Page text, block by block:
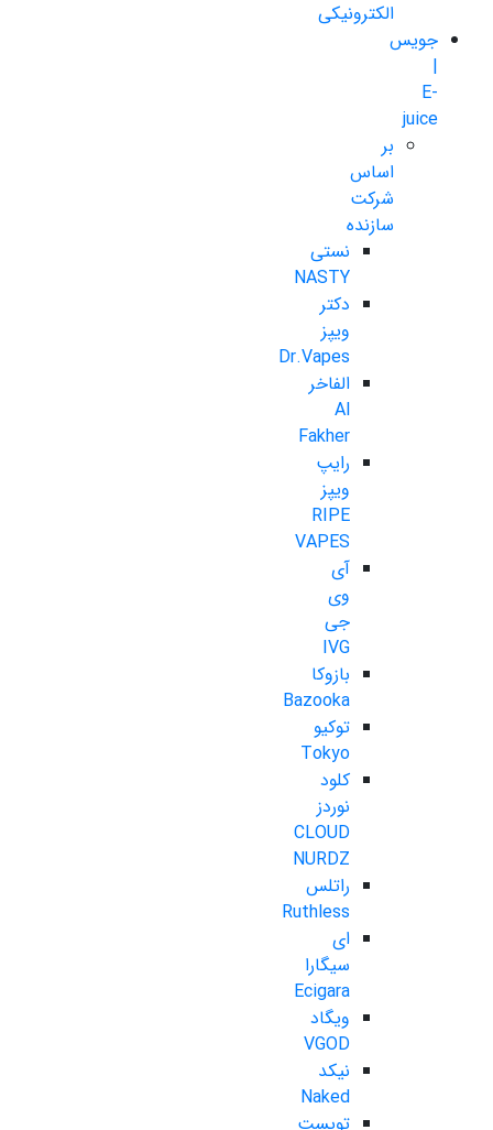
الکترونیکی
جویس
|
E-
juice
بر
اساس
شرکت
سازنده
نستی
NASTY
دکتر
ویپز
Dr.Vapes
الفاخر
Al
Fakher
رایپ
ویپز
RIPE
VAPES
آی
وی
جی
IVG
بازوکا
Bazooka
توکیو
Tokyo
کلود
نوردز
CLOUD
NURDZ
راتلس
Ruthless
ای
سیگارا
Ecigara
ویگاد
VGOD
نیکد
Naked
تویست